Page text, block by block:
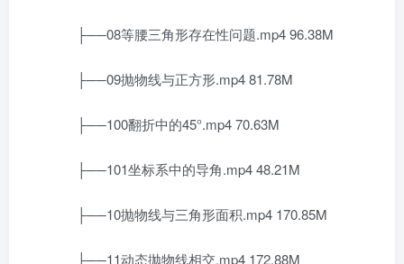
├──08等腰三角形存在性问题.mp4 96.38M
├──09抛物线与正方形.mp4 81.78M
├──100翻折中的45°.mp4 70.63M
├──101坐标系中的导角.mp4 48.21M
├──10抛物线与三角形面积.mp4 170.85M
├──11动态抛物线相交.mp4 172.88M